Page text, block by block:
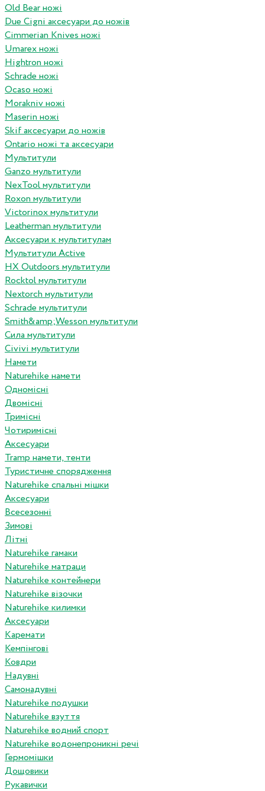
Old Bear ножі
Due Cigni аксесуари до ножів
Cimmerian Knives ножі
Umarex ножі
Hightron ножі
Schrade ножі
Ocaso ножі
Morakniv ножі
Maserin ножі
Skif аксесуари до ножів
Ontario ножі та аксесуари
Мультитули
Ganzo мультитули
NexTool мультитули
Roxon мультитули
Victorinox мультитули
Leatherman мультитули
Аксесуари к мультитулам
Мультитули Active
HX Outdoors мультитули
Rocktol мультитули
Nextorch мультитули
Schrade мультитули
Smith&amp;Wesson мультитули
Сила мультитули
Civivi мультитули
Намети
Naturehike намети
Одномісні
Двомісні
Тримісні
Чотиримісні
Аксесуари
Tramp намети, тенти
Туристичне спорядження
Naturehike спальні мішки
Аксесуари
Всесезонні
Зимові
Літні
Naturehike гамаки
Naturehike матраци
Naturehike контейнери
Naturehike візочки
Naturehike килимки
Аксесуари
Каремати
Кемпінгові
Ковдри
Надувні
Самонадувні
Naturehike подушки
Naturehike взуття
Naturehike водний спорт
Naturehike водонепроникні речі
Гермомішки
Дощовики
Рукавички